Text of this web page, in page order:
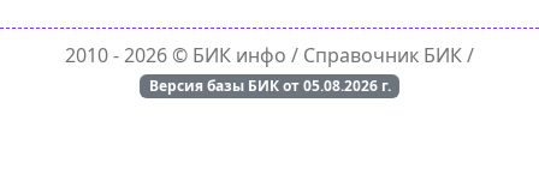
2010 - 2026 © БИК инфо / Справочник БИК /
Версия базы БИК от05.08.2026г.